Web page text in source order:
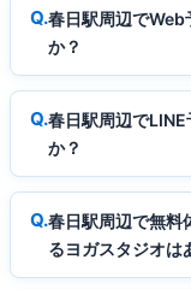
春日駅周辺でWeb
か？
春日駅周辺で
か？
春日駅周辺で無料
るヨガスタジオは